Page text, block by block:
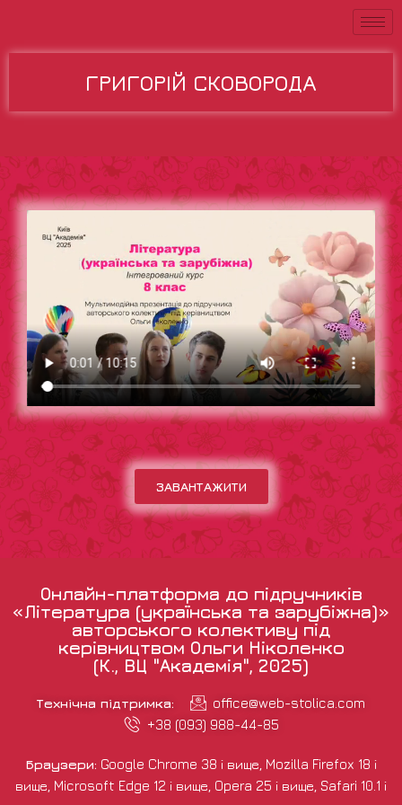
ГРИГОРІЙ СКОВОРОДА
ЗАВАНТАЖИТИ
Онлайн-платформа до підручників
«Література (українська та зарубіжна)»
авторського колективу під
керівництвом Ольги Ніколенко
(К., ВЦ "Академія", 2025)
Технічна підтримка:
office@web-stolica.com
+38 (093) 988-44-85
Браузери: Google Chrome 38 і вище, Mozilla Firefox 18 і
вище, Microsoft Edge 12 і вище, Opera 25 і вище, Safari 10.1 і